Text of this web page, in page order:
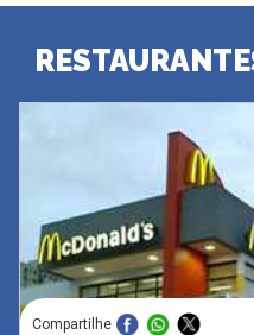
Compartilhe